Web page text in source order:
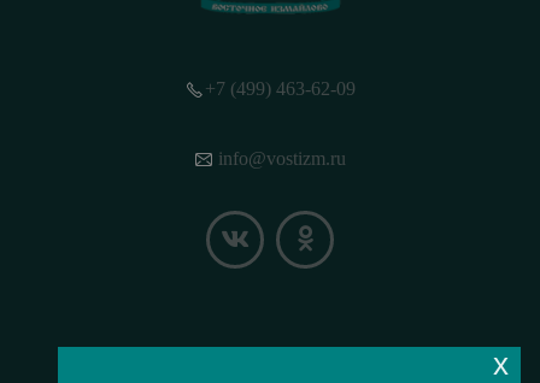
+7 (499) 463-62-09
info@vostizm.ru
x